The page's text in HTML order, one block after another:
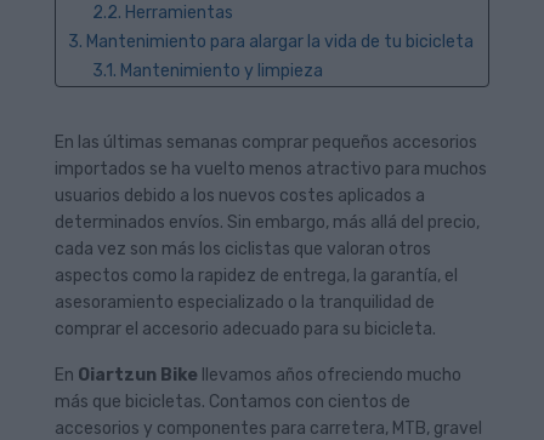
2.2. Herramientas
3. Mantenimiento para alargar la vida de tu bicicleta
3.1. Mantenimiento y limpieza
modalidad
5. Equipamiento para pedalear más cómodo y
seguro
5.1. Cascos
5.2. Mochilas y bolsas
5.3. Ropa Ciclista
6. Comprar con asesoramiento también cuenta
En las últimas semanas comprar pequeños accesorios
importados se ha vuelto menos atractivo para muchos
usuarios debido a los nuevos costes aplicados a
determinados envíos. Sin embargo, más allá del precio,
cada vez son más los ciclistas que valoran otros
aspectos como la rapidez de entrega, la garantía, el
asesoramiento especializado o la tranquilidad de
comprar el accesorio adecuado para su bicicleta.
En Oiartzun Bike llevamos años ofreciendo mucho
más que bicicletas. Contamos con cientos de
accesorios y componentes para carretera, MTB, gravel